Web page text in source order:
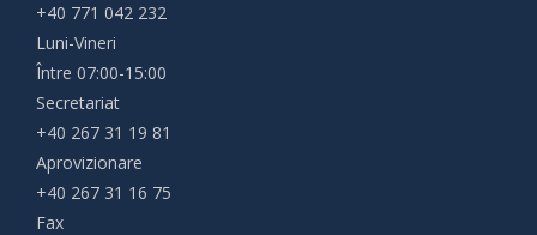
+40 771 042 232
Luni-Vineri
Între 07:00-15:00
Secretariat
+40 267 31 19 81
Aprovizionare
+40 267 31 16 75
Fax